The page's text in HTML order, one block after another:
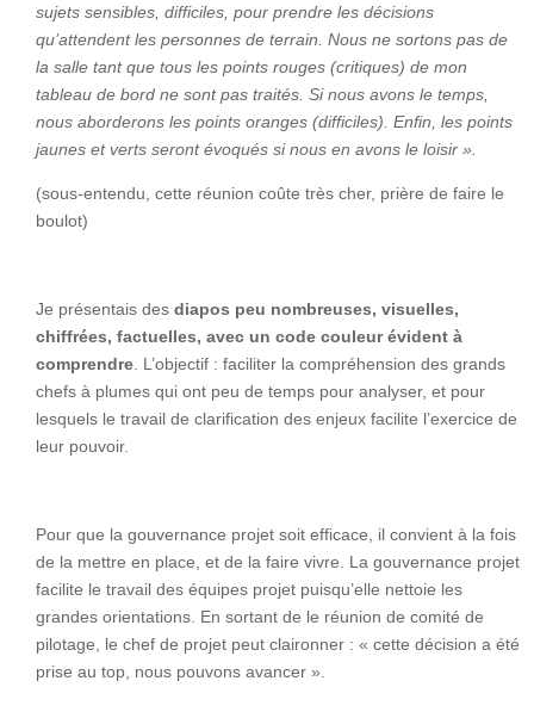
sujets sensibles, difficiles, pour prendre les décisions
qu’attendent les personnes de terrain. Nous ne sortons pas de
la salle tant que tous les points rouges (critiques) de mon
tableau de bord ne sont pas traités. Si nous avons le temps,
nous aborderons les points oranges (difficiles). Enfin, les points
jaunes et verts seront évoqués si nous en avons le loisir ».
(sous-entendu, cette réunion coûte très cher, prière de faire le
boulot)
Je présentais des diapos peu nombreuses, visuelles,
chiffrées, factuelles, avec un code couleur évident à
comprendre . L’objectif : faciliter la compréhension des grands
chefs à plumes qui ont peu de temps pour analyser, et pour
lesquels le travail de clarification des enjeux facilite l’exercice de
leur pouvoir.
Pour que la gouvernance projet soit efficace, il convient à la fois
de la mettre en place, et de la faire vivre. La gouvernance projet
facilite le travail des équipes projet puisqu’elle nettoie les
grandes orientations. En sortant de le réunion de comité de
pilotage, le chef de projet peut claironner : « cette décision a été
prise au top, nous pouvons avancer ».